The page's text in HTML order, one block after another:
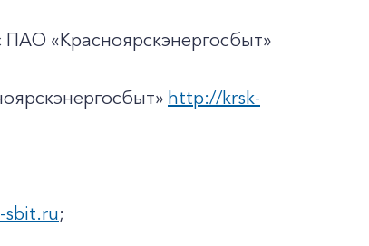
«Красноярскэнергосбыт»
http://krsk-
sbit.ru;